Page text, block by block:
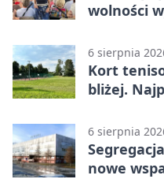
wolności
6 sierpnia
Kort
bliżej.
6 sierpnia
nowe